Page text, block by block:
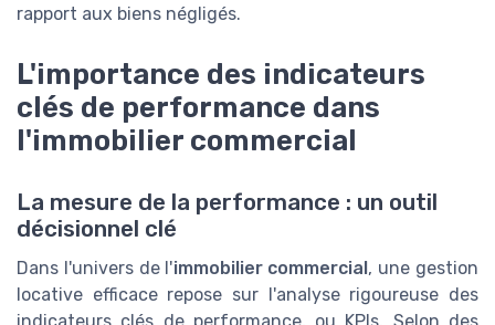
rapport aux biens négligés.
L'importance des indicateurs
clés de performance dans
l'immobilier commercial
La mesure de la performance : un outil
décisionnel clé
Dans l'univers de l'immobilier commercial, une gestion
locative efficace repose sur l'analyse rigoureuse des